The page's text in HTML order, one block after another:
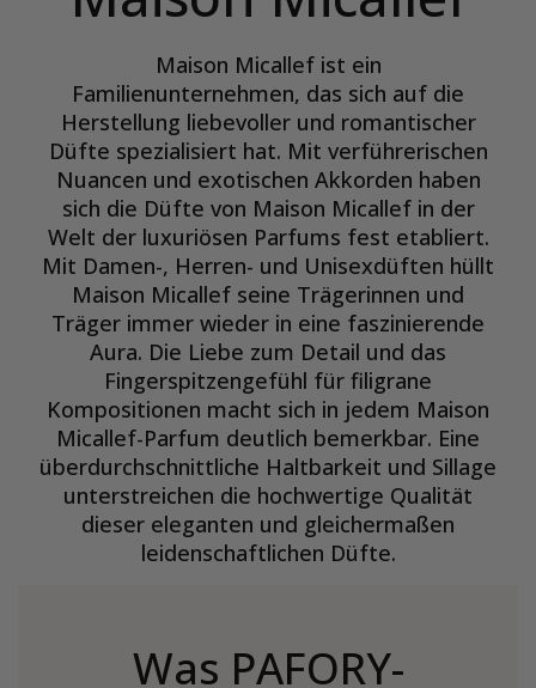
Maison Micallef ist ein
Familienunternehmen, das sich auf die
Herstellung liebevoller und romantischer
Düfte spezialisiert hat. Mit verführerischen
Nuancen und exotischen Akkorden haben
sich die Düfte von Maison Micallef in der
Welt der luxuriösen Parfums fest etabliert.
Mit Damen-, Herren- und Unisexdüften hüllt
Maison Micallef seine Trägerinnen und
Träger immer wieder in eine faszinierende
Aura. Die Liebe zum Detail und das
Fingerspitzengefühl für filigrane
Kompositionen macht sich in jedem Maison
Micallef-Parfum deutlich bemerkbar. Eine
überdurchschnittliche Haltbarkeit und Sillage
unterstreichen die hochwertige Qualität
dieser eleganten und gleichermaßen
leidenschaftlichen Düfte.
Was PAFORY-